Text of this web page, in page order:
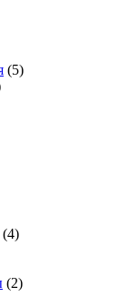
(5)
(4)
(2)